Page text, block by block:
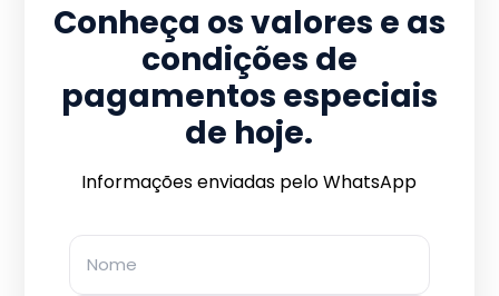
Conheça os valores e as
condições de
pagamentos especiais
de hoje.
Informações enviadas pelo WhatsApp